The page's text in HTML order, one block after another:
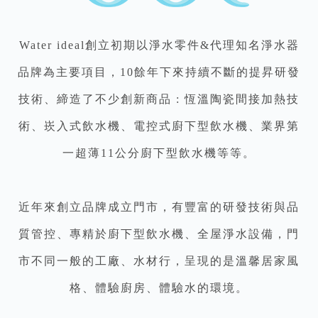
Water ideal創立初期以淨水零件&代理知名淨水器
品牌為主要項目，10餘年下來持續不斷的提昇研發
技術、締造了不少創新商品 : 恆溫陶瓷間接加熱技
術、崁入式飲水機、電控式廚下型飲水機、業界第
一超薄11公分廚下型飲水機等等。
近年來創立品牌成立門市，有豐富的研發技術與品
質管控、專精於廚下型飲水機、全屋淨水設備，門
市不同一般的工廠、水材行，呈現的是溫馨居家風
格、體驗廚房、體驗水的環境。